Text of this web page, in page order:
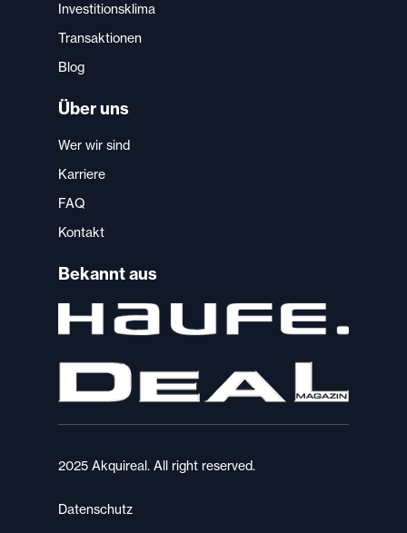
Investitionsklima
Transaktionen
Blog
Über uns
Wer wir sind
Karriere
FAQ
Kontakt
Bekannt aus
2025 Akquireal. All right reserved.
Datenschutz